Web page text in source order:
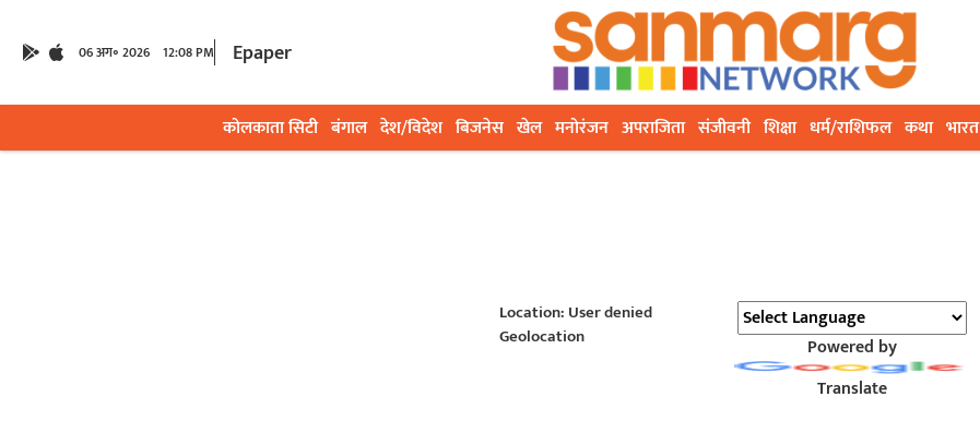
06 अग॰ 2026 12:08 PM Epaper
कोलकाता सिटी बंगाल देश/विदेश बिजनेस खेल मनोरंजन अपराजिता संजीवनी शिक्षा धर्म/राशिफल कथा भारत
Location: User denied
Geolocation
Powered by
Translate